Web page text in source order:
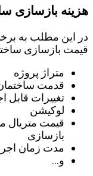
هزینه بازسازی
در این مطلب به
قیمت بازسازی
متراژ پروژه
قدمت
تغییرات قابل
لوکیشن
قیمت متریال
بازسازی
مدت زمان
و…